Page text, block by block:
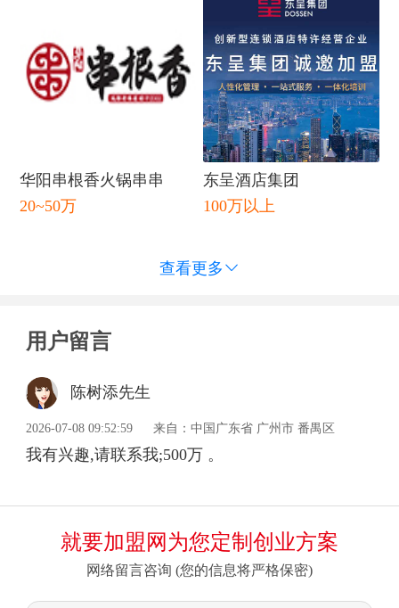
闭
华阳串根香火锅串串
20~50万
东呈酒店集团
100万以上
查看更多 
用户留言
陈树添先生
2026-07-08 09:52:59 来自：中国广东省 广州市 番禺区
我有兴趣,请联系我;500万 。
就要加盟网为您定制创业方案
网络留言咨询 (您的信息将严格保密)